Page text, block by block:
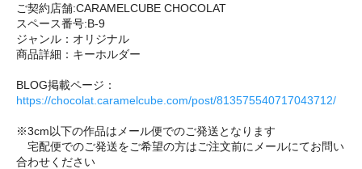
ご契約店舗:CARAMELCUBE CHOCOLAT
スペース番号:B-9
ジャンル：オリジナル
商品詳細：キーホルダー
BLOG掲載ページ：
https://chocolat.caramelcube.com/post/813575540717043712/
※3cm以下の作品はメール便でのご発送となります
宅配便でのご発送をご希望の方はご注文前にメールにてお問い
合わせください